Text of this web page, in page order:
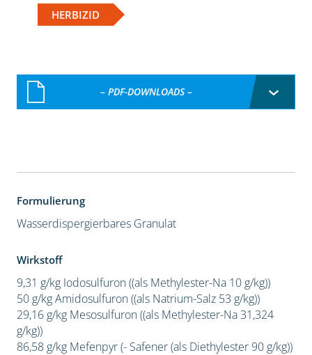
HERBIZID
– PDF-DOWNLOADS –
Formulierung
Wasserdispergierbares Granulat
Wirkstoff
9,31 g/kg Iodosulfuron ((als Methylester-Na 10 g/kg))
50 g/kg Amidosulfuron ((als Natrium-Salz 53 g/kg))
29,16 g/kg Mesosulfuron ((als Methylester-Na 31,324
g/kg))
86,58 g/kg Mefenpyr (- Safener (als Diethylester 90 g/kg))